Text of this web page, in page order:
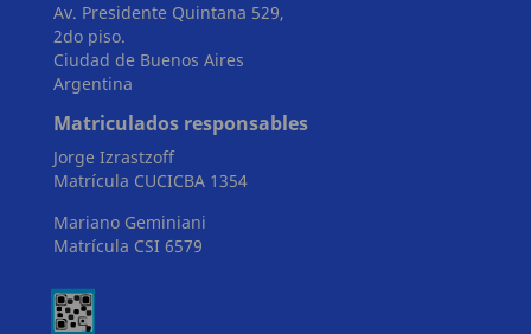
Av. Presidente Quintana 529,
2do piso.
Ciudad de Buenos Aires
Argentina
Matriculados responsables
Jorge Izrastzoff
Matrícula CUCICBA 1354
Mariano Geminiani
Matrícula CSI 6579